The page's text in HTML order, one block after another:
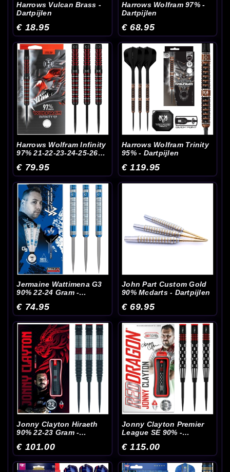
Harrows Vulcan Brass -
Dartpijlen
€ 18.95
Harrows Wolfram 97% -
Dartpijlen
€ 68.95
Harrows Wolfram Infinity
97% 21-22-23-24-25-26
€ 79.95
Harrows Wolfram Trinity
95% - Dartpijlen
€ 119.95
Jermaine Wattimena G3
90% 22-24 Gram -
€ 74.95
John Part Custom Gold
90% Mcdarts - Dartpijlen
€ 69.95
Jonny Clayton Hiraeth
90% 22-23 Gram -
€ 101.00
Jonny Clayton Premier
League SE 90% -
€ 115.00